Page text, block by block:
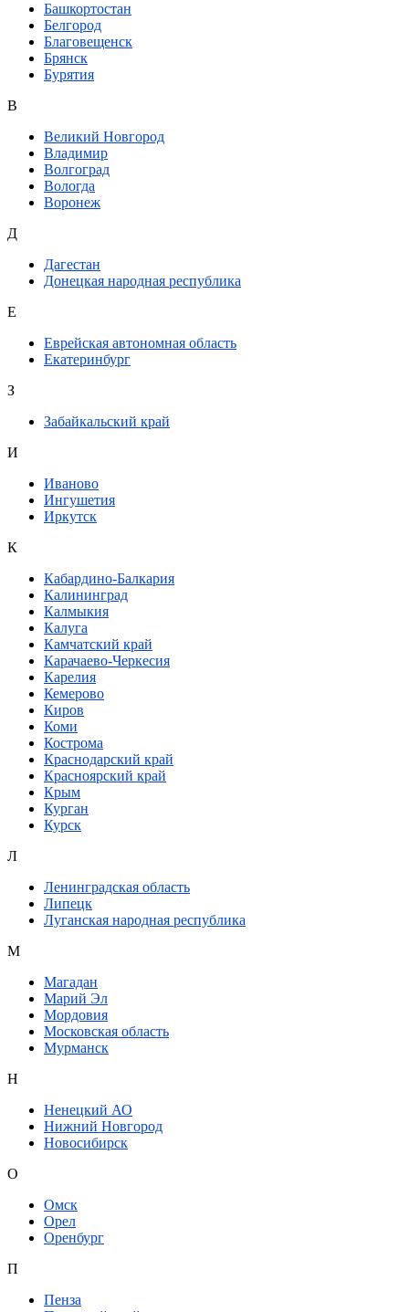
Башкортостан
Белгород
Благовещенск
Брянск
Бурятия
В
Великий Новгород
Владимир
Волгоград
Вологда
Воронеж
Д
Дагестан
Донецкая народная республика
Е
Еврейская автономная область
Екатеринбург
З
Забайкальский край
И
Иваново
Ингушетия
Иркутск
К
Кабардино-Балкария
Калининград
Калмыкия
Калуга
Камчатский край
Карачаево-Черкесия
Карелия
Кемерово
Киров
Коми
Кострома
Краснодарский край
Красноярский край
Крым
Курган
Курск
Л
Ленинградская область
Липецк
Луганская народная республика
М
Магадан
Марий Эл
Мордовия
Московская область
Мурманск
Н
Ненецкий АО
Нижний Новгород
Новосибирск
О
Омск
Орел
Оренбург
П
Пенза